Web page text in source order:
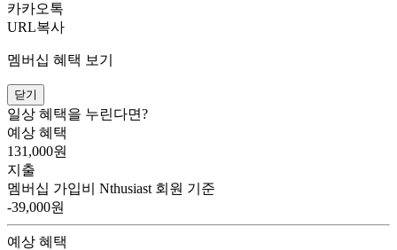
카카오톡
URL복사
멤버십 혜택 보기
닫기
일상 혜택을 누린다면?
예상 혜택
131,000원
지출
멤버십 가입비
Nthusiast 회원 기준
-39,000원
예상 혜택